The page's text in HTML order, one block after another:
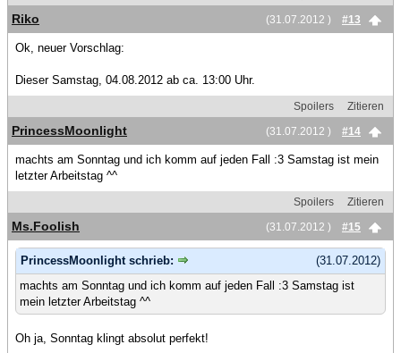
(31.07.2012 )
#13
Riko
Ok, neuer Vorschlag:
Dieser Samstag, 04.08.2012 ab ca. 13:00 Uhr.
Spoilers
Zitieren
(31.07.2012 )
#14
PrincessMoonlight
machts am Sonntag und ich komm auf jeden Fall :3 Samstag ist mein
letzter Arbeitstag ^^
Spoilers
Zitieren
(31.07.2012 )
#15
Ms.Foolish
(31.07.2012)
PrincessMoonlight schrieb:
machts am Sonntag und ich komm auf jeden Fall :3 Samstag ist
mein letzter Arbeitstag ^^
Oh ja, Sonntag klingt absolut perfekt!